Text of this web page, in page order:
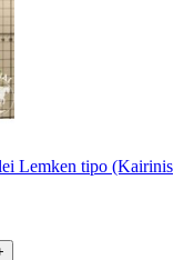
Lemken tipo (Kairinis